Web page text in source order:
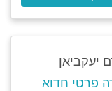
יעקביאן
פרטי חדוא